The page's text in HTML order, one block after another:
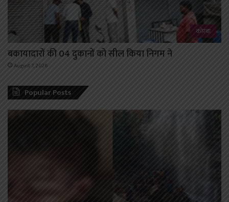
कोरबा
बकायादारों की 04 दुकानों को सील किया निगम ने
August 7, 2026
Popular Posts